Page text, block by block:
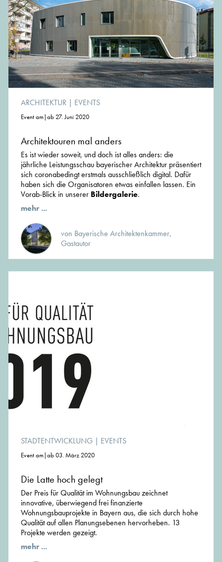
ARCHITEKTUR | EVENTS
Event am|ab 27. Juni 2020
Architektouren mal anders
Es ist wieder soweit, und doch ist alles anders: die
jährliche Leistungsschau bayerischer Architektur präsentiert
sich coronabedingt erstmals ausschließlich digital. Dafür
haben sich die Organisatoren etwas einfallen lassen. Ein
Vorab-Blick in unserer Bildergalerie.
mehr ...
von Bayerische Architektenkammer,
Gastautor
STADTENTWICKLUNG | EVENTS
Event am|ab 03. März 2020
Die Latte hoch gelegt
Der Preis für Qualität im Wohnungsbau zeichnet
innovative, überwiegend frei finanzierte
Wohnungsbauprojekte in Bayern aus, die sich durch hohe
Qualität auf allen Planungsebenen hervorheben. 13
Projekte werden gezeigt.
mehr ...